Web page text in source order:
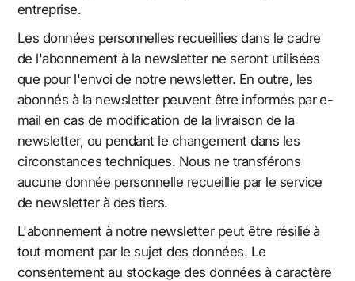
entreprise.
Les données personnelles recueillies dans le cadre
de l'abonnement à la newsletter ne seront utilisées
que pour l'envoi de notre newsletter. En outre, les
abonnés à la newsletter peuvent être informés par e-
mail en cas de modification de la livraison de la
newsletter, ou pendant le changement dans les
circonstances techniques. Nous ne transférons
aucune donnée personnelle recueillie par le service
de newsletter à des tiers.
L'abonnement à notre newsletter peut être résilié à
tout moment par le sujet des données. Le
consentement au stockage des données à caractère